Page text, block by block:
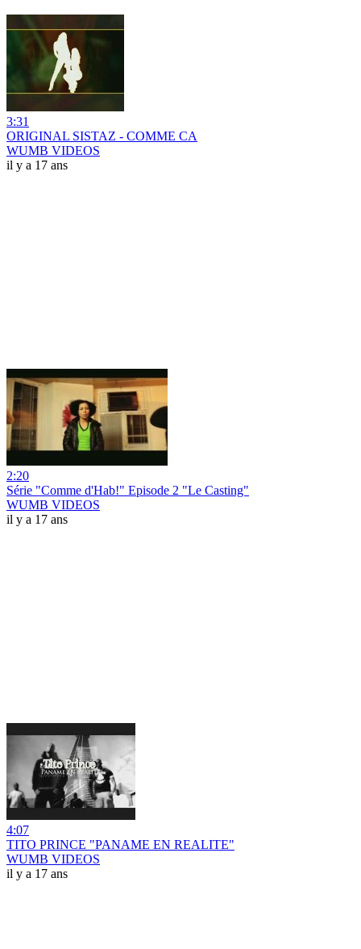
3:31
ORIGINAL SISTAZ - COMME CA
WUMB VIDEOS
il y a 17 ans
2:20
Série "Comme d'Hab!" Episode 2 "Le Casting"
WUMB VIDEOS
il y a 17 ans
4:07
TITO PRINCE "PANAME EN REALITE"
WUMB VIDEOS
il y a 17 ans